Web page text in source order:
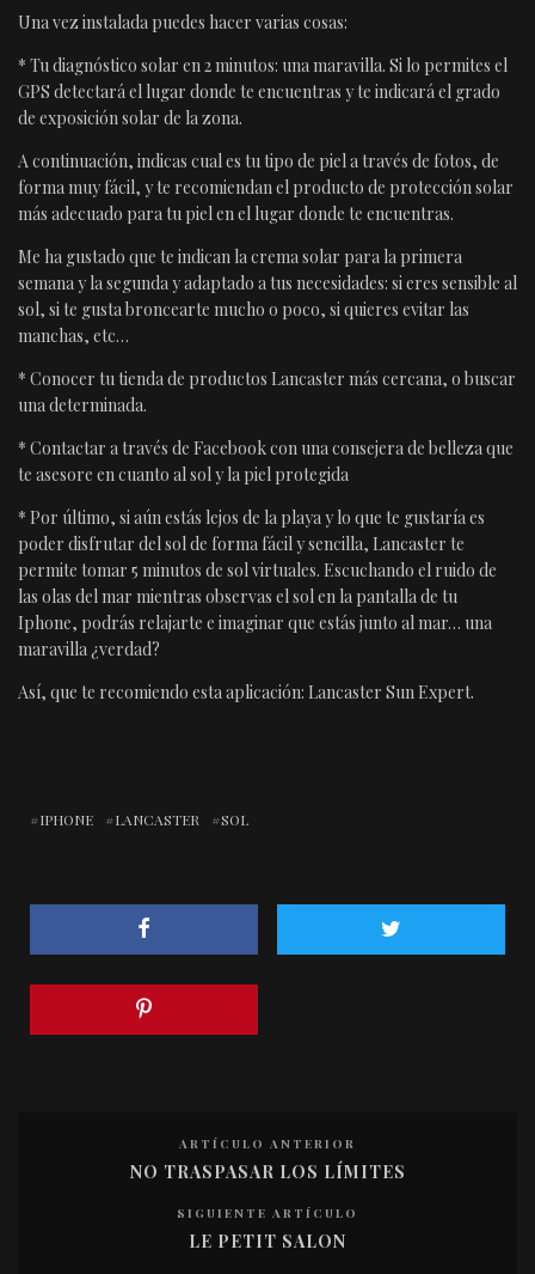
Una vez instalada puedes hacer varias cosas:
* Tu diagnóstico solar en 2 minutos: una maravilla. Si lo permites el
GPS detectará el lugar donde te encuentras y te indicará el grado
de exposición solar de la zona.
A continuación, indicas cual es tu tipo de piel a través de fotos, de
forma muy fácil, y te recomiendan el producto de protección solar
más adecuado para tu piel en el lugar donde te encuentras.
Me ha gustado que te indican la crema solar para la primera
semana y la segunda y adaptado a tus necesidades: si eres sensible al
sol, si te gusta broncearte mucho o poco, si quieres evitar las
manchas, etc…
* Conocer tu tienda de productos Lancaster más cercana, o buscar
una determinada.
* Contactar a través de Facebook con una consejera de belleza que
te asesore en cuanto al sol y la piel protegida
* Por último, si aún estás lejos de la playa y lo que te gustaría es
poder disfrutar del sol de forma fácil y sencilla, Lancaster te
permite tomar 5 minutos de sol virtuales. Escuchando el ruido de
las olas del mar mientras observas el sol en la pantalla de tu
Iphone, podrás relajarte e imaginar que estás junto al mar… una
maravilla ¿verdad?
Así, que te recomiendo esta aplicación: Lancaster Sun Expert.
IPHONE LANCASTER SOL
ARTÍCULO ANTERIOR
NO TRASPASAR LOS LÍMITES
SIGUIENTE ARTÍCULO
LE PETIT SALON